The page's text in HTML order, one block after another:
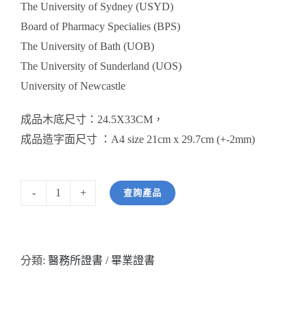
The University of Sydney (USYD)
Board of Pharmacy Specialies (BPS)
The University of Bath (UOB)
The University of Sunderland (UOS)
University of Newcastle
成品木底尺寸：24.5X33CM，
成品造字面尺寸 ：A4 size 21cm x 29.7cm (+-2mm)
RCPUK
查詢產品
分類: 醫務所證書 / 畢業證書